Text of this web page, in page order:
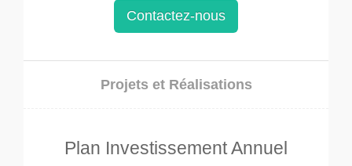
Contactez-nous
Projets et Réalisations
Plan Investissement Annuel